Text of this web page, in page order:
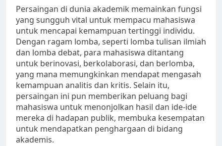
Persaingan di dunia akademik memainkan fungsi
yang sungguh vital untuk mempacu mahasiswa
untuk mencapai kemampuan tertinggi individu.
Dengan ragam lomba, seperti lomba tulisan ilmiah
dan lomba debat, para mahasiswa ditantang
untuk berinovasi, berkolaborasi, dan berlomba,
yang mana memungkinkan mendapat mengasah
kemampuan analitis dan kritis. Selain itu,
persaingan ini pun memberikan peluang bagi
mahasiswa untuk menonjolkan hasil dan ide-ide
mereka di hadapan publik, membuka kesempatan
untuk mendapatkan penghargaan di bidang
akademis.